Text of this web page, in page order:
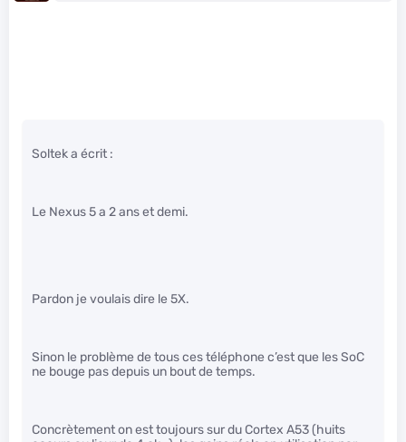
Soltek a écrit :
Le Nexus 5 a 2 ans et demi.
Pardon je voulais dire le 5X.
Sinon le problème de tous ces téléphone c’est que les SoC
ne bouge pas depuis un bout de temps.
Concrètement on est toujours sur du Cortex A53 (huits